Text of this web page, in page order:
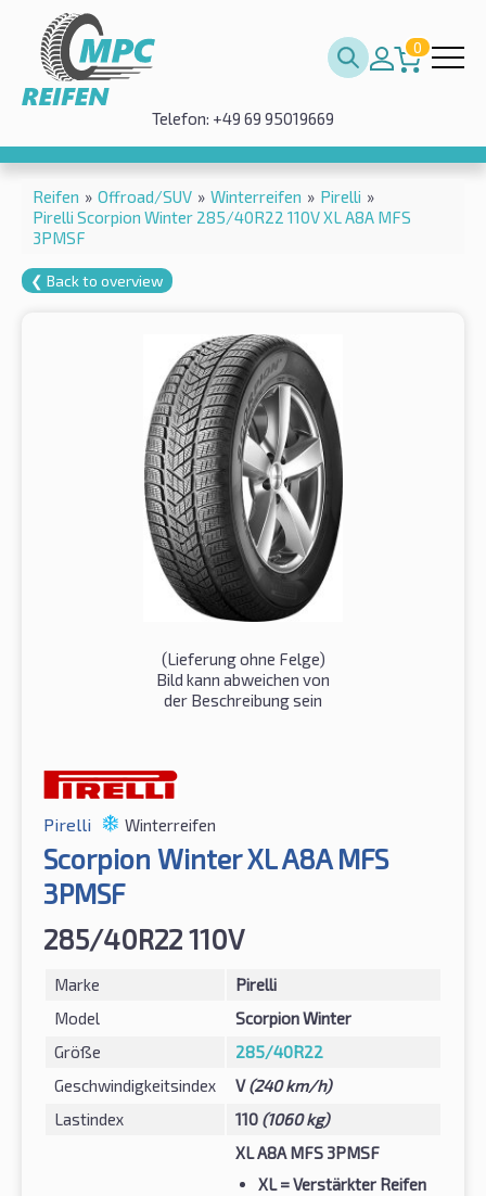
0
Telefon: +49 69 95019669
Reifen » Offroad/SUV » Winterreifen » Pirelli »
Pirelli Scorpion Winter 285/40R22 110V XL A8A MFS
3PMSF
❮ Back to overview
(Lieferung ohne Felge)
Bild kann abweichen von
der Beschreibung sein
Pirelli Winterreifen
Scorpion Winter XL A8A MFS
3PMSF
285/40R22 110V
Marke
Pirelli
Model
Scorpion Winter
Größe
285/40R22
Geschwindigkeitsindex
V(240 km/h)
Lastindex
110 (1060 kg)
XL A8A MFS 3PMSF
XL= Verstärkter Reifen